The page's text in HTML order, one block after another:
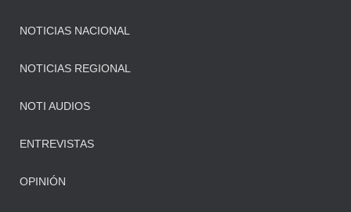
NOTICIAS NACIONAL
NOTICIAS REGIONAL
NOTI AUDIOS
ENTREVISTAS
OPINIÓN